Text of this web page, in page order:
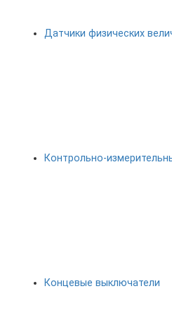
Датчики физических
Контрольно-
Концевые выключатели